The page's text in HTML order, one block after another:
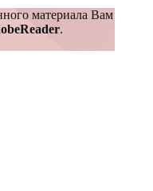
материала Вам
.